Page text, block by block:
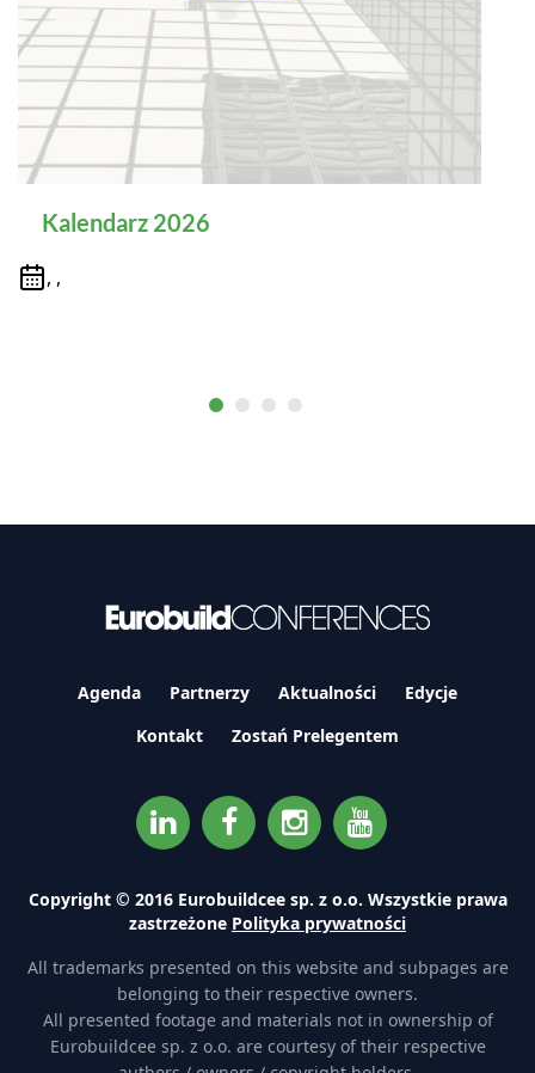
Kalendarz 2026
, ,
Agenda Partnerzy Aktualności
Edycje
Kontakt
Zostań Prelegentem
Copyright © 2016 Eurobuildcee sp. z o.o. Wszystkie prawa
zastrzeżone Polityka prywatności
All trademarks presented on this website and subpages are
belonging to their respective owners.
All presented footage and materials not in ownership of
Eurobuildcee sp. z o.o. are courtesy of their respective